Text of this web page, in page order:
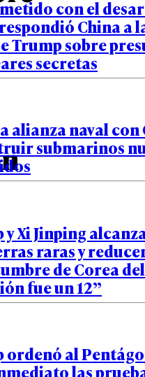
con el
China a
Trump sobre
secretas
alianza naval con
submarinos
Xi Jinping
raras y
de Corea
fue un 12”
ordenó al
las